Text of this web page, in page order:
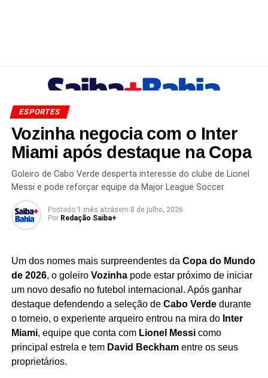
ESPORTES
Vozinha negocia com o Inter
Miami após destaque na Copa
Goleiro de Cabo Verde desperta interesse do clube de Lionel
Messi e pode reforçar equipe da Major League Soccer
Postado 1 mês atrásem 8 de julho, 2026
Por Redação Saiba+
Um dos nomes mais surpreendentes da Copa do Mundo
de 2026, o goleiro Vozinhapode estar próximo de iniciar
um novo desafio no futebol internacional. Após ganhar
destaque defendendo a seleção de Cabo Verdedurante
o torneio, o experiente arqueiro entrou na mira do Inter
Miami, equipe que conta com Lionel Messicomo
principal estrela e tem David Beckhamentre os seus
proprietários.